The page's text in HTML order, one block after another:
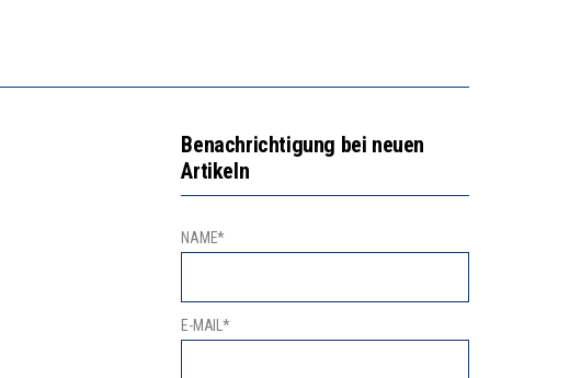
Benachrichtigung bei neuen
Artikeln
NAME*
E-MAIL*